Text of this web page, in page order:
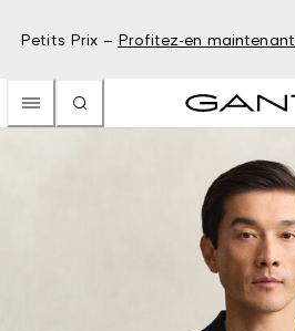
Petits Prix – Profitez-en maintenant